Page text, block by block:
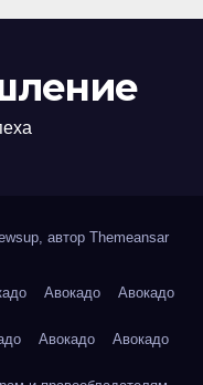
автор Themeansar
Авокадо Авокадо
Авокадо Авокадо